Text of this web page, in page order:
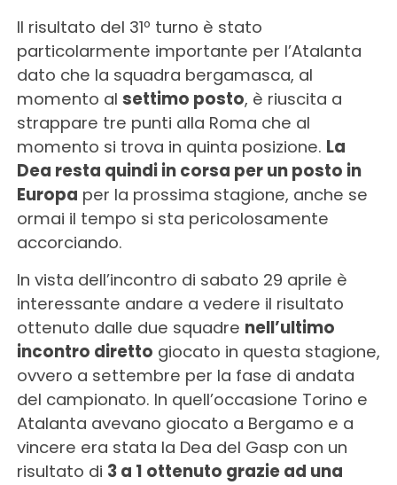
Il risultato del 31º turno è stato
particolarmente importante per l’Atalanta
dato che la squadra bergamasca, al
momento al settimo posto, è riuscita a
strappare tre punti alla Roma che al
momento si trova in quinta posizione. La
Dea resta quindi in corsa per un posto in
Europa per la prossima stagione, anche se
ormai il tempo si sta pericolosamente
accorciando.
In vista dell’incontro di sabato 29 aprile è
interessante andare a vedere il risultato
ottenuto dalle due squadre nell’ultimo
incontro diretto giocato in questa stagione,
ovvero a settembre per la fase di andata
del campionato. In quell’occasione Torino e
Atalanta avevano giocato a Bergamo e a
vincere era stata la Dea del Gasp con un
risultato di 3 a 1 ottenuto grazie ad una